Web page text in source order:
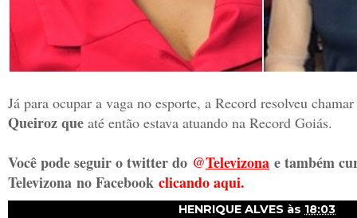
Já para ocupar a vaga no esporte, a Record resolveu
Queiroz que até então estava atuando na Record Goiás.
Você pode seguir o twitter do @Televizona e também
Televizona no Facebook clicando aqui.
HENRIQUE ALVES às 18:03